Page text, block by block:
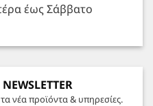
έως Σάββατο
νέα προϊόντα & υπηρεσίες.